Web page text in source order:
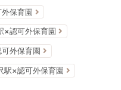
保育園
×認可外保育園
外保育園
駅×認可外保育園